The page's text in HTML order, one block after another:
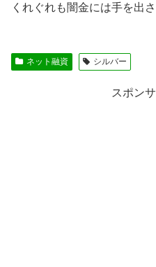
くれぐれも闇金には手を出
ネット融資 シルバー
スポン